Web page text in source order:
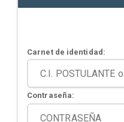
Carnet de identidad:
Contraseña: